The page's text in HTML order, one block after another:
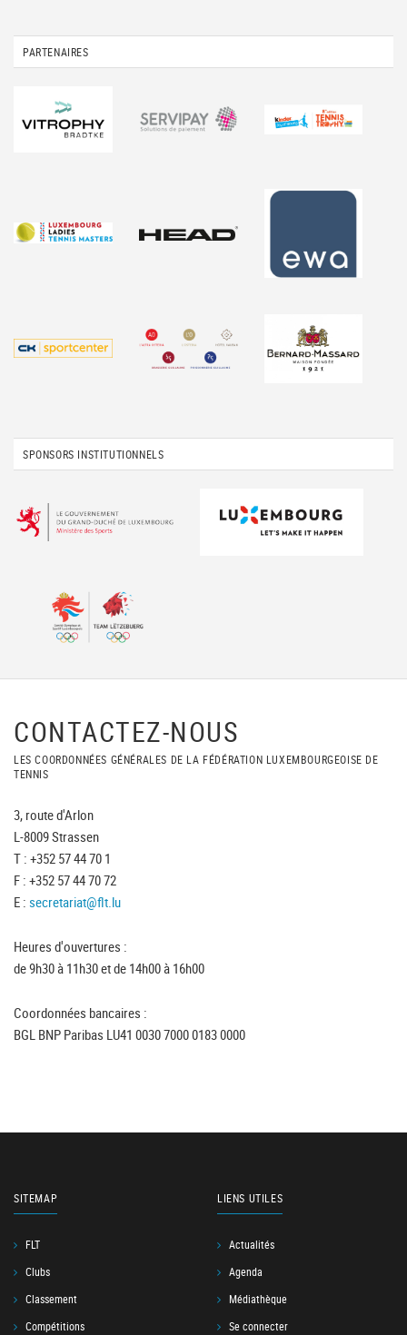
PARTENAIRES
SPONSORS INSTITUTIONNELS
CONTACTEZ-NOUS
LES COORDONNÉES GÉNÉRALES DE LA FÉDÉRATION LUXEMBOURGEOISE DE
TENNIS
3, route d'Arlon
L-8009 Strassen
T : +352 57 44 70 1
F : +352 57 44 70 72
E : secretariat@flt.lu
Heures d'ouvertures :
de 9h30 à 11h30 et de 14h00 à 16h00
Coordonnées bancaires :
BGL BNP Paribas LU41 0030 7000 0183 0000
SITEMAP
FLT
Clubs
Classement
Compétitions
LIENS UTILES
Actualités
Agenda
Médiathèque
Se connecter